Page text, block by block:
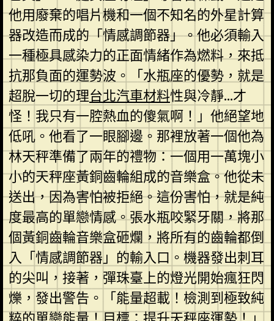
他用廢棄的唱片機和一個不知名的外星計算
器改造而成的「情感調節器」。他必須輸入
一種極具感染力的正面情緒作為燃料，來抵
抗那負面的運勢波。「水瓶座的優勢，就是
超脫一切的理台北汽車材料性與冷靜…才
怪！我只有一腔熱血的傻氣啊！」他絕望地
低吼。他看了一眼腳邊。那裡放著一個他為
林天秤準備了兩年的禮物：一個用一萬塊小
小的天秤座黃銅齒輪組成的音樂盒。他從未
送出，因為害怕被拒絕。這份害怕，就是純
度最高的單戀情感。張水瓶咬緊牙關，將那
個黃銅齒輪音樂盒砸爛，將所有的齒輪都倒
入「情感調節器」的輸入口。機器發出刺耳
的尖叫，接著，彈珠臺上的燈光開始瘋狂閃
爍，發出警告。「能量超載！檢測到極致純